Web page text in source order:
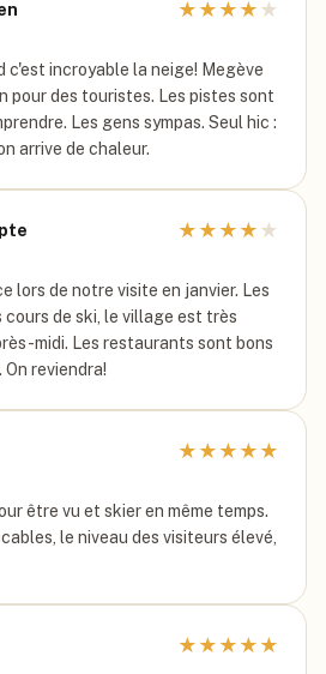
★ ★ ★ ★ ★
c'est incroyable la neige! Megève
pour des touristes. Les pistes sont
Les gens sympas. Seul hic :
arrive de chaleur.
★ ★ ★ ★ ★
lors de notre visite en janvier. Les
de ski, le village est très
midi. Les restaurants sont bons
On reviendra!
★ ★ ★ ★ ★
être vu et skier en même temps.
le niveau des visiteurs élevé,
★ ★ ★ ★ ★